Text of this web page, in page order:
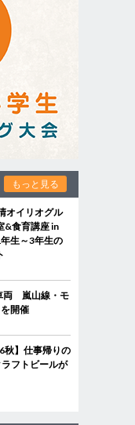
もっと見る
オイリオグル
&食育講座 in
生～3年生の
両 嵐山線・モ
開催
秋】仕事帰りの
フトビールが